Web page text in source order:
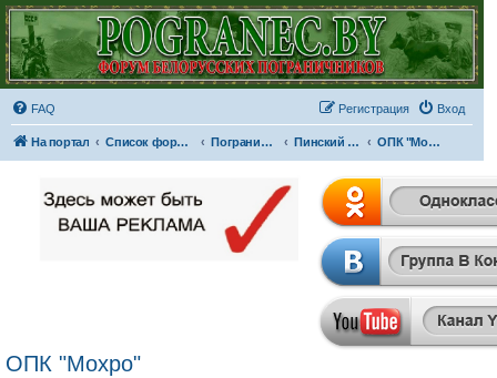
FAQ Вход
Регистрация
На портал Список форумов Пограничные отряды и части Пинский пограничный отряд ОПК "Мохро"
ОПК "Мохро"